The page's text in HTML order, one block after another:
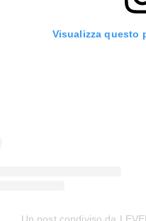
Visualizza questo